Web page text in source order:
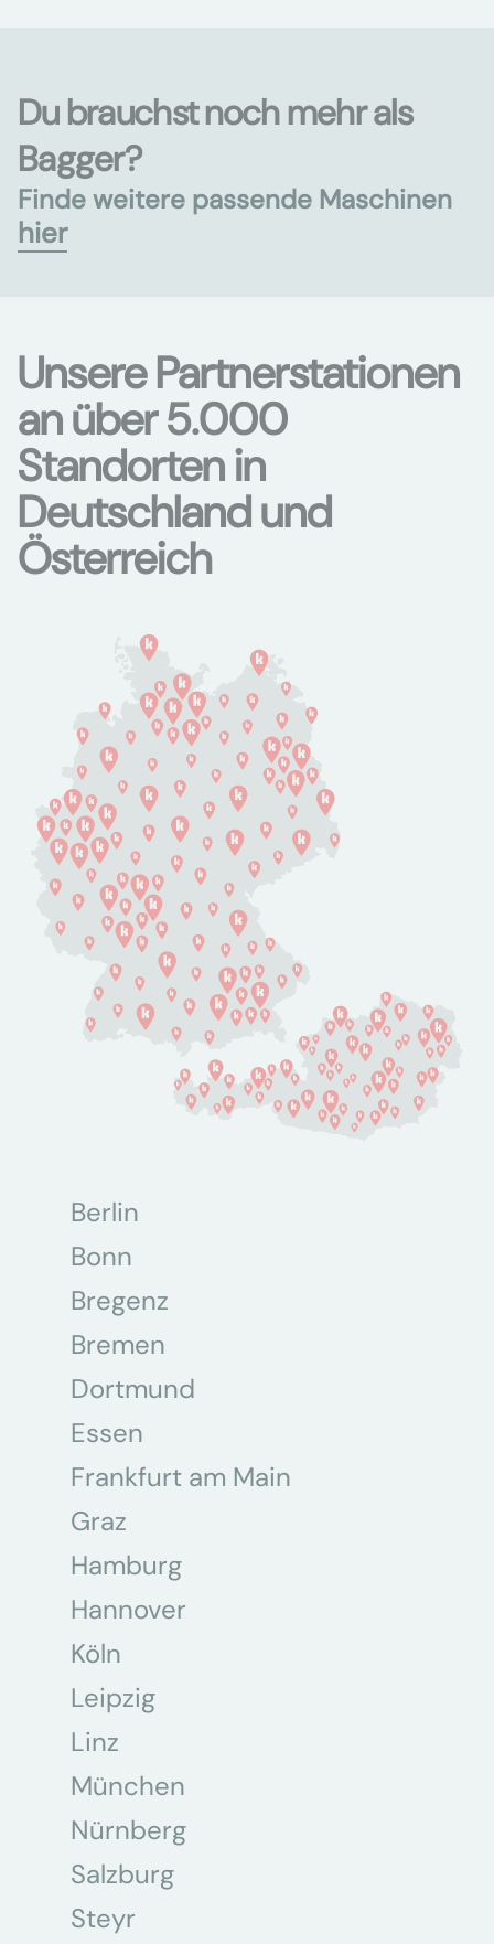
Du brauchst noch mehr als
Bagger?
Finde weitere passende Maschinen
hier
Unsere Partnerstationen
an über 5.000
Standorten in
Deutschland und
Österreich
Berlin
Bonn
Bregenz
Bremen
Dortmund
Essen
Frankfurt am Main
Graz
Hamburg
Hannover
Köln
Leipzig
Linz
München
Nürnberg
Salzburg
Steyr